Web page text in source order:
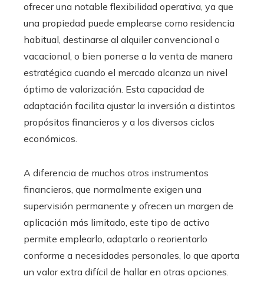
ofrecer una notable flexibilidad operativa, ya que
una propiedad puede emplearse como residencia
habitual, destinarse al alquiler convencional o
vacacional, o bien ponerse a la venta de manera
estratégica cuando el mercado alcanza un nivel
óptimo de valorización. Esta capacidad de
adaptación facilita ajustar la inversión a distintos
propósitos financieros y a los diversos ciclos
económicos.
A diferencia de muchos otros instrumentos
financieros, que normalmente exigen una
supervisión permanente y ofrecen un margen de
aplicación más limitado, este tipo de activo
permite emplearlo, adaptarlo o reorientarlo
conforme a necesidades personales, lo que aporta
un valor extra difícil de hallar en otras opciones.